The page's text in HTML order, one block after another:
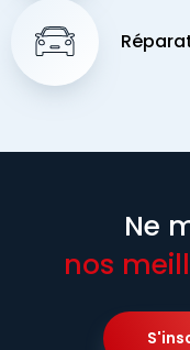
Ne
nos